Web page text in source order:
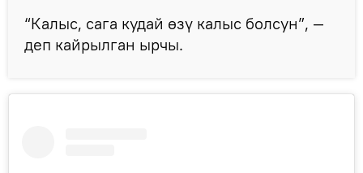
“Калыс, сага кудай өзү калыс болсун”, —
деп кайрылган ырчы.